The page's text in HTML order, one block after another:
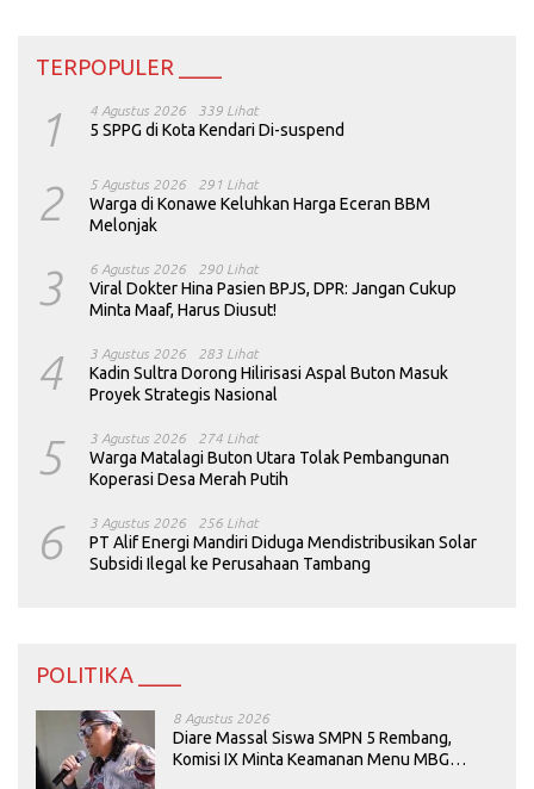
TERPOPULER ____
1 4 Agustus 2026 339 Lihat
5 SPPG di Kota Kendari Di-suspend
2 5 Agustus 2026 291 Lihat
Warga di Konawe Keluhkan Harga Eceran BBM
Melonjak
3 6 Agustus 2026 290 Lihat
Viral Dokter Hina Pasien BPJS, DPR: Jangan Cukup
Minta Maaf, Harus Diusut!
4 3 Agustus 2026 283 Lihat
Kadin Sultra Dorong Hilirisasi Aspal Buton Masuk
Proyek Strategis Nasional
5 3 Agustus 2026 274 Lihat
Warga Matalagi Buton Utara Tolak Pembangunan
Koperasi Desa Merah Putih
6 3 Agustus 2026 256 Lihat
PT Alif Energi Mandiri Diduga Mendistribusikan Solar
Subsidi Ilegal ke Perusahaan Tambang
POLITIKA ____
8 Agustus 2026
Diare Massal Siswa SMPN 5 Rembang,
Komisi IX Minta Keamanan Menu MBG